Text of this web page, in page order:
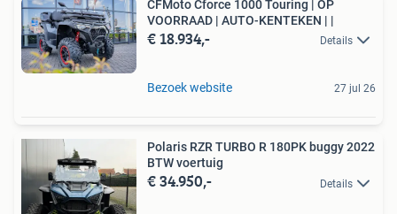
CFMoto Cforce 1000 Touring | OP
VOORRAAD | AUTO-KENTEKEN | |
€ 18.934,- Details
Bezoek website 27 jul 26
Polaris RZR TURBO R 180PK buggy 2022
BTW voertuig
€ 34.950,- Details